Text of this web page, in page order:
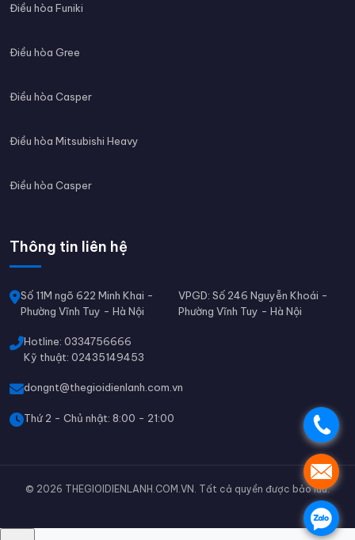
.
.
.
Điều hòa Funiki
Điều hòa Gree
Điều hòa Casper
Điều hòa Mitsubishi Heavy
Điều hòa Casper
Thông tin liên hệ
Số 11M ngõ 622 Minh Khai -
Phường Vĩnh Tuy - Hà Nội
VPGD: Số 246 Nguyễn Khoái -
Phường Vĩnh Tuy - Hà Nội
Hotline: 0334756666
Kỹ thuật: 02435149453
dongnt@thegioidienlanh.com.vn
Thứ 2 - Chủ nhật: 8:00 - 21:00
© 2026 THEGIOIDIENLANH.COM.VN. Tất cả quyền được bảo lưu.